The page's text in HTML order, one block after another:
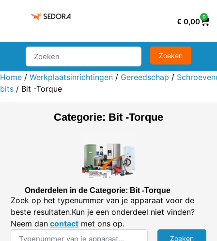
€ 0,00
0
Home / Werkplaatsinrichtingen / Gereedschap /
bits / Bit -Torque
Categorie: Bit -Torque
Onderdelen in de Categorie: Bit -Torque
Zoek op het typenummer van je apparaat voor de
beste resultaten.Kun je een onderdeel niet vinden?
Neem dan contact met ons op.